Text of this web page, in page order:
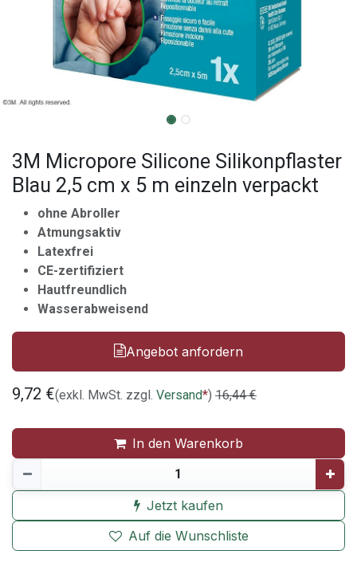
3M Micropore Silicone Silikonpflaster
Blau 2,5 cm x 5 m einzeln verpackt
ohne Abroller
Atmungsaktiv
Latexfrei
CE-zertifiziert
Hautfreundlich
Wasserabweisend
Angebot anfordern
9,72 €(exkl. MwSt. zzgl. Versand*) 16,44€
In den Warenkorb
Jetzt kaufen
Auf die Wunschliste